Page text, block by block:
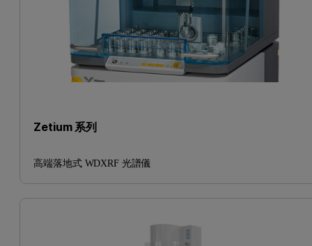
Zetium 系列
高端落地式 WDXRF 光譜儀